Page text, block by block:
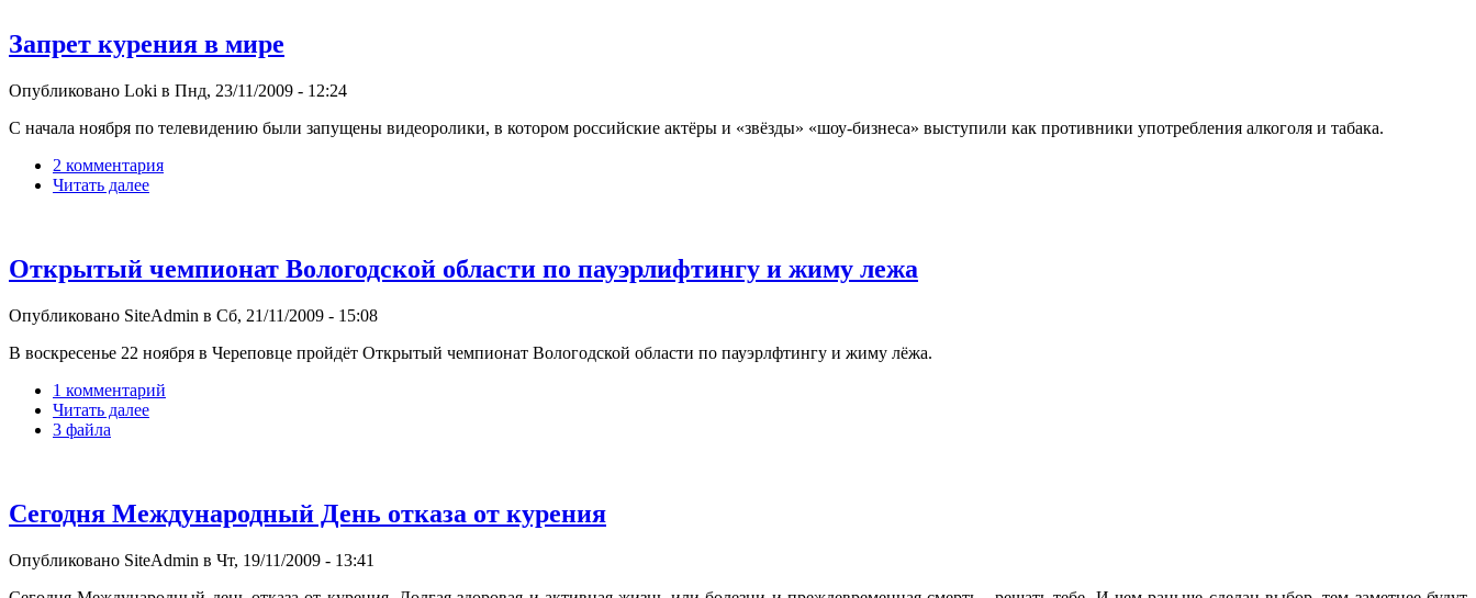
Запрет курения в мире
Опубликовано Loki в Пнд, 23/11/2009 - 12:24
С начала ноября по телевидению были запущены видеоролики, в котором российские актёры и «звёзды» «шоу-бизнеса» выступили как противники употребления алкоголя и табака.
2 комментария
Читать далее
Открытый чемпионат Вологодской области по пауэрлифтингу и жиму лежа
Опубликовано SiteAdmin в Сб, 21/11/2009 - 15:08
В воскресенье 22 ноября в Череповце пройдёт Открытый чемпионат Вологодской области по пауэрлфтингу и жиму лёжа.
1 комментарий
Читать далее
3 файла
Сегодня Международный День отказа от курения
Опубликовано SiteAdmin в Чт, 19/11/2009 - 13:41